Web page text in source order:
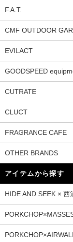
F.A.T.
CMF OUTDOOR
EVILACT
GOODSPEED
CUTRATE
CLUCT
FRAGRANCE CAFE
OTHER BRANDS
アイテムから探す
HIDE AND SEEK × 西